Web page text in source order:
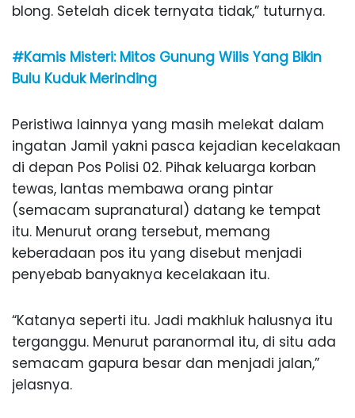
blong. Setelah dicek ternyata tidak,” tuturnya.
#Kamis Misteri: Mitos Gunung Wilis Yang Bikin
Bulu Kuduk Merinding
Peristiwa lainnya yang masih melekat dalam
ingatan Jamil yakni pasca kejadian kecelakaan
di depan Pos Polisi 02. Pihak keluarga korban
tewas, lantas membawa orang pintar
(semacam supranatural) datang ke tempat
itu. Menurut orang tersebut, memang
keberadaan pos itu yang disebut menjadi
penyebab banyaknya kecelakaan itu.
“Katanya seperti itu. Jadi makhluk halusnya itu
terganggu. Menurut paranormal itu, di situ ada
semacam gapura besar dan menjadi jalan,”
jelasnya.